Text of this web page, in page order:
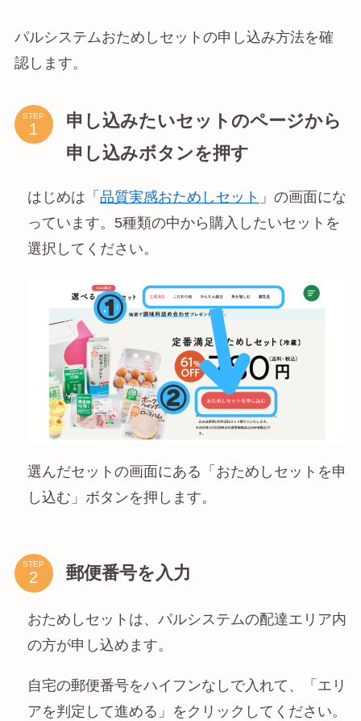
パルシステムおためしセットの申し込み方法を確
認します。
STEP
申し込みたいセットのページから
申し込みボタンを押す
はじめは「 品質実感おためしセット 」の画面にな
っています。5種類の中から購入したいセットを
選択してください。
選んだセットの画面にある「おためしセットを申
し込む」ボタンを押します。
STEP 郵便番号を入力
おためしセットは、パルシステムの配達エリア内
の方が申し込めます。
自宅の郵便番号をハイフンなしで入れて、「エリ
アを判定して進める」をクリックしてください。